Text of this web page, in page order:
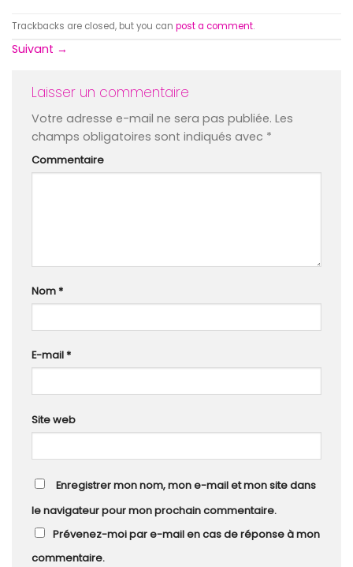
Trackbacks are closed, but you can post a comment.
Suivant →
Laisser un commentaire
Votre adresse e-mail ne sera pas publiée. Les
champs obligatoires sont indiqués avec *
Commentaire
Nom*
E-mail*
Site web
Enregistrer mon nom, mon e-mail et mon site dans
le navigateur pour mon prochain commentaire.
Prévenez-moi par e-mail en cas de réponse à mon
commentaire.